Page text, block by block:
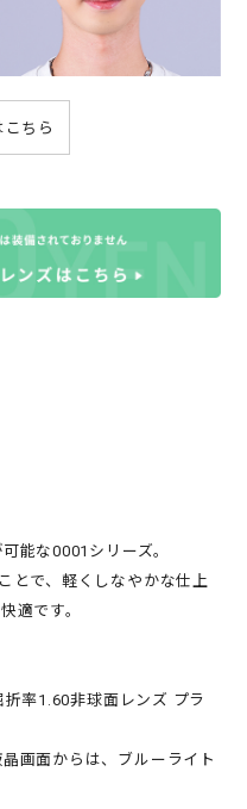
ちら
能な0001シリーズ。
とで、軽くしなやかな仕上
適です。
折率1.60非球面レンズ プラ
画面からは、ブルーライト